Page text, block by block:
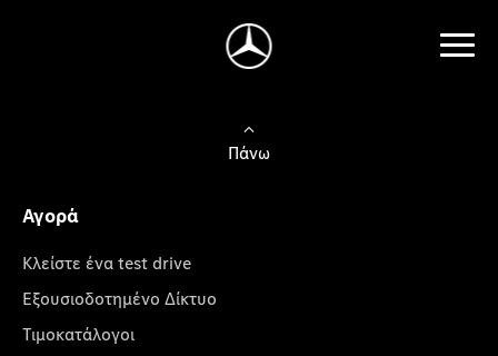
Πάνω
Αγορά
Κλείστε ένα test drive
Εξουσιοδοτημένο Δίκτυο
Τιμοκατάλογοι